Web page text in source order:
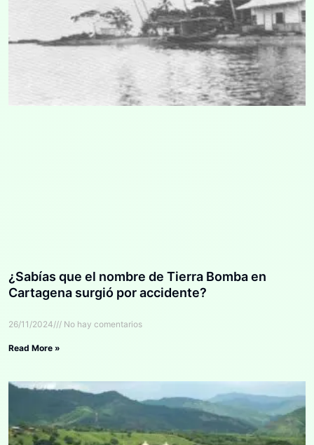
¿Sabías que el nombre de Tierra Bomba en
Cartagena surgió por accidente?
26/11/2024 No hay comentarios
Read More »